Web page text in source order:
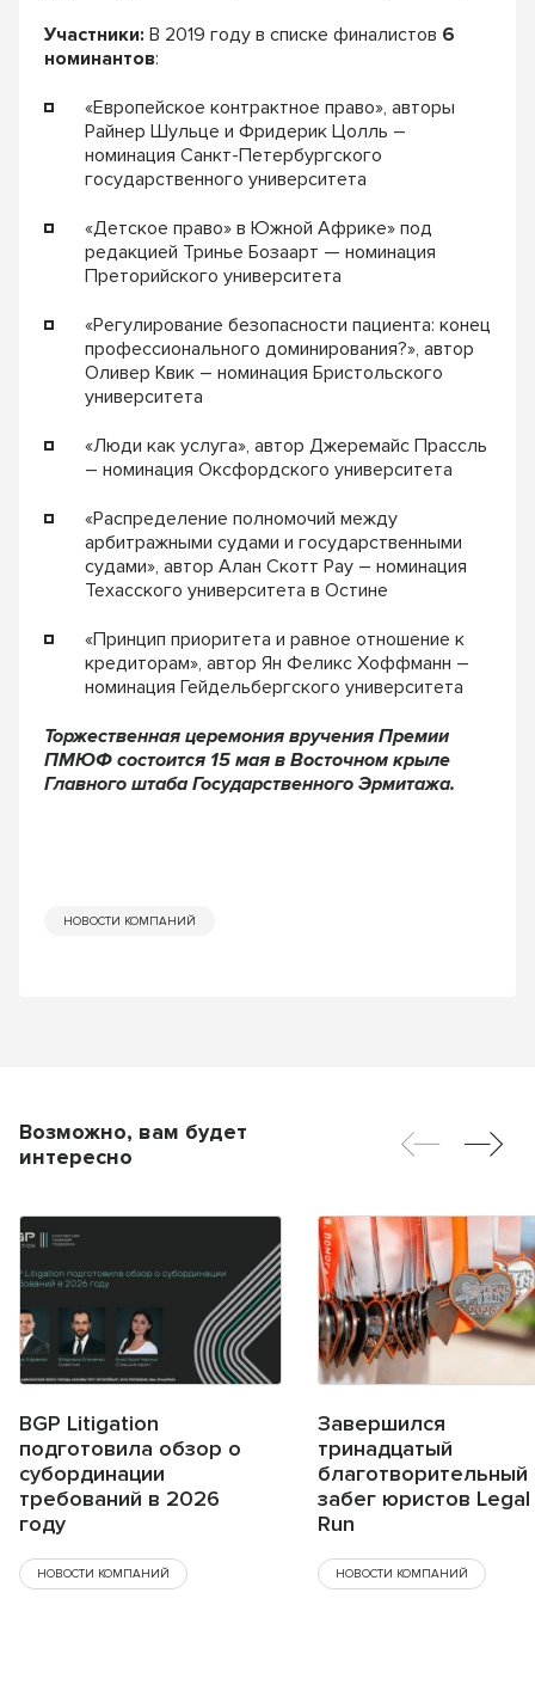
Участники: В 2019 году в списке финалистов 6
номинантов:
«Европейское контрактное право», авторы
Райнер Шульце и Фридерик Цолль –
номинация Санкт-Петербургского
государственного университета
«Детское право» в Южной Африке» под
редакцией Тринье Бозаарт — номинация
Преторийского университета
«Регулирование безопасности пациента: конец
профессионального доминирования?», автор
Оливер Квик – номинация Бристольского
университета
«Люди как услуга», автор Джеремайс Прассль
– номинация Оксфордского университета
«Распределение полномочий между
арбитражными судами и государственными
судами», автор Алан Скотт Рау – номинация
Техасского университета в Остине
«Принцип приоритета и равное отношение к
кредиторам», автор Ян Феликс Хоффманн –
номинация Гейдельбергского университета
Торжественная церемония вручения Премии
ПМЮФ состоится 15 мая в Восточном крыле
Главного штаба Государственного Эрмитажа.
НОВОСТИ КОМПАНИЙ
Возможно, вам будет
интересно
BGP Litigation
подготовила обзор о
субординации
требований в 2026
году
НОВОСТИ КОМПАНИЙ
Завершился
тринадцатый
благотворительный
забег юристов Legal
Run
НОВОСТИ КОМПАНИЙ